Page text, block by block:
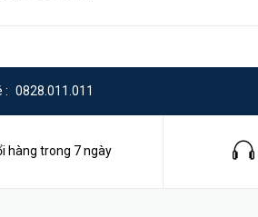
: 0828.011.011
hàng trong 7 ngày